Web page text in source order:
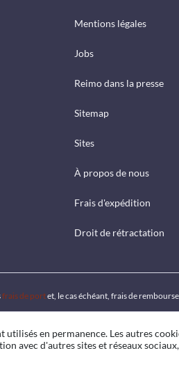
Mentions légales
Jobs
Reimo dans la presse
Sitemap
Sites
À propos de nous
Frais d'expédition
Droit de rétractation
frais de portet, le cas échéant, frais de
en permanence. Les autres
avec d'autres sites et réseaux